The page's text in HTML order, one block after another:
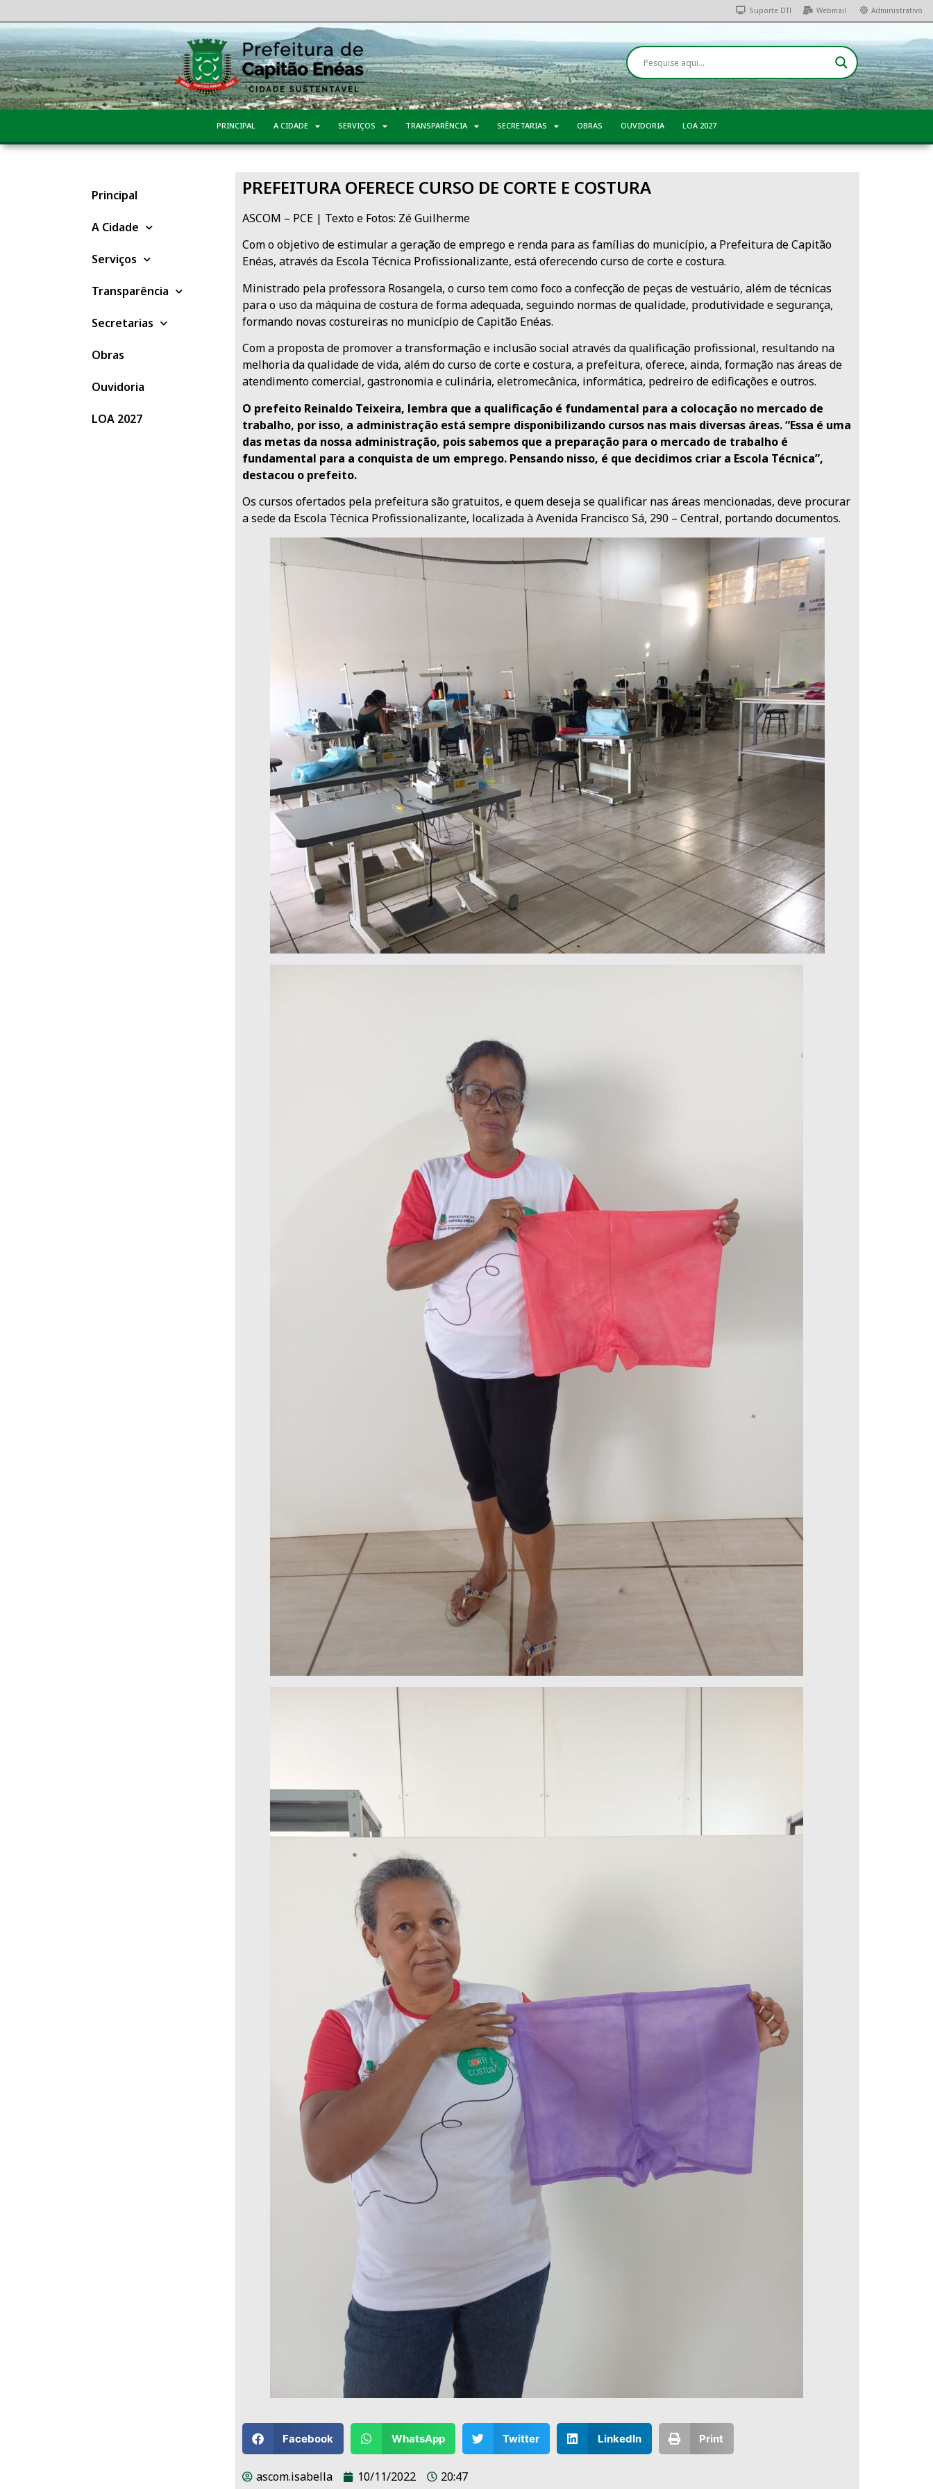
Suporte DTI Webmail Administrativo
PRINCIPAL A CIDADE SERVIÇOS TRANSPARÊNCIA SECRETARIAS OBRAS OUVIDORIA LOA 2027
Principal
A Cidade
Serviços
Transparência
Secretarias
Obras
Ouvidoria
LOA 2027
PREFEITURA OFERECE CURSO DE CORTE E COSTURA
ASCOM – PCE | Texto e Fotos: Zé Guilherme
Com o objetivo de estimular a geração de emprego e renda para as famílias do município, a Prefeitura de Capitão
Enéas, através da Escola Técnica Profissionalizante, está oferecendo curso de corte e costura.
Ministrado pela professora Rosangela, o curso tem como foco a confecção de peças de vestuário, além de técnicas
para o uso da máquina de costura de forma adequada, seguindo normas de qualidade, produtividade e segurança,
formando novas costureiras no município de Capitão Enéas.
Com a proposta de promover a transformação e inclusão social através da qualificação profissional, resultando na
melhoria da qualidade de vida, além do curso de corte e costura, a prefeitura, oferece, ainda, formação nas áreas de
atendimento comercial, gastronomia e culinária, eletromecânica, informática, pedreiro de edificações e outros.
O prefeito Reinaldo Teixeira, lembra que a qualificação é fundamental para a colocação no mercado de
trabalho, por isso, a administração está sempre disponibilizando cursos nas mais diversas áreas. “Essa é uma
das metas da nossa administração, pois sabemos que a preparação para o mercado de trabalho é
fundamental para a conquista de um emprego. Pensando nisso, é que decidimos criar a Escola Técnica”,
destacou o prefeito.
Os cursos ofertados pela prefeitura são gratuitos, e quem deseja se qualificar nas áreas mencionadas, deve procurar
a sede da Escola Técnica Profissionalizante, localizada à Avenida Francisco Sá, 290 – Central, portando documentos.
Facebook WhatsApp Twitter LinkedIn Print
ascom.isabella 10/11/2022 20:47